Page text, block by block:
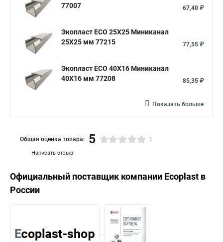
77007
67,40 ₽
Экопласт ECO 25Х25 Миниканал
25Х25 мм 77215
77,55 ₽
Экопласт ECO 40Х16 Миниканал
40Х16 мм 77208
85,35 ₽
Показать больше
Написать отзыв
Общая оценка товара: 5 1
Официальный поставщик компании Ecoplast в
России